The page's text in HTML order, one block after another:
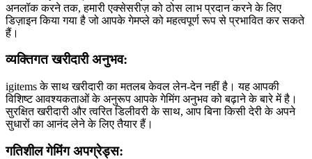
अनलॉक करने तक, हमारी एक्सेसरीज़ को ठोस लाभ प्रदान करने के लिए
डिज़ाइन किया गया है जो आपके गेमप्ले को महत्वपूर्ण रूप से प्रभावित कर सकते
हैं।
व्यक्तिगत खरीदारी अनुभव:
igitems के साथ खरीदारी का मतलब केवल लेन-देन नहीं है। यह आपकी
विशिष्ट आवश्यकताओं के अनुरूप आपके गेमिंग अनुभव को बढ़ाने के बारे में है।
सुरक्षित खरीदारी और त्वरित डिलीवरी के साथ, आप बिना किसी देरी के अपने
सुधारों का आनंद लेने के लिए तैयार हैं।
गतिशील गेमिंग अपग्रेड्स: